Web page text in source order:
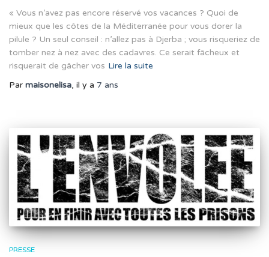
« Vous n’avez pas encore réservé vos vacances ? Quoi de
mieux que les côtes de la Méditerranée pour vous dorer la
pilule ? Un seul conseil : n’allez pas à Djerba ; vous risqueriez de
tomber nez à nez avec des cadavres. Ce serait fâcheux et
risquerait de gâcher vos Lire la suite
Par maisonelisa, il y a 7 ans
PRESSE